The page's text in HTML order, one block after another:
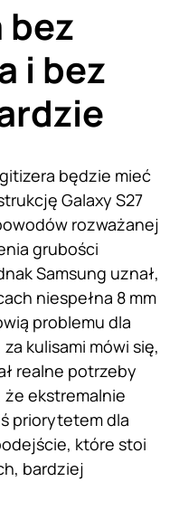
i bez
będzie mieć
Galaxy S27
rozważanej
grubości
Samsung uznał,
niespełna 8 mm
problemu dla
kulisami mówi się,
realne potrzeby
że ekstremalnie
priorytetem dla
które stoi
bardziej